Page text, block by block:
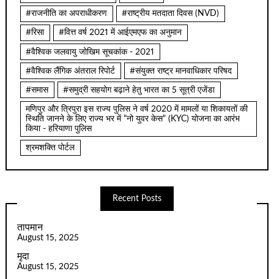
#राजनीति का अपराधीकरण #राष्ट्रीय मतदाता दिवस (NVD)
#रिसा #वित्त वर्ष 2021 में आईएमएफ का अनुमान
#वैश्विक जलवायु जोखिम सूचकांक - 2021
#वैश्विक लैंगिक अंतराल रिपोर्ट #संयुक्त राष्ट्र मानवाधिकार परिषद
#समास #समुद्री सहयोग बढ़ाने हेतु भारत का 5 सूत्री एजेंडा
मणिपुर और त्रिपुरा इस राज्य पुलिस ने वर्ष 2020 में मामलों या शिकायतों की
स्थिति जानने के लिए राज्य भर में "नो युवर केस" (KYC) योजना का आरंभ
किया - हरियाणा पुलिस
श्रमशक्ति पोर्टल
Recent Posts
तापमान
August 15, 2025
मृदा
August 15, 2025